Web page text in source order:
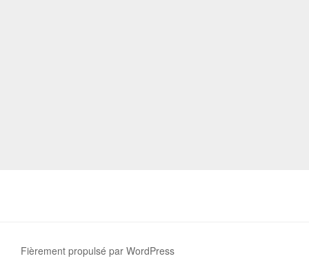
Fièrement propulsé par WordPress